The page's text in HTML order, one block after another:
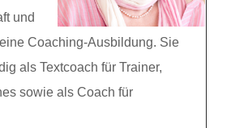
und
Coaching-Ausbildung. Sie
als Textcoach für Trainer,
sowie als Coach für